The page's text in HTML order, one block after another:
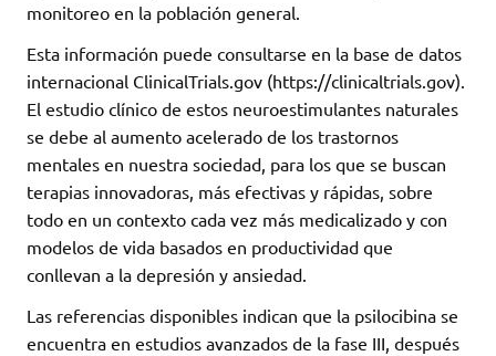
monitoreo en la población general.
Esta información puede consultarse en la base de datos
internacional ClinicalTrials.gov (https://clinicaltrials.gov).
El estudio clínico de estos neuroestimulantes naturales
se debe al aumento acelerado de los trastornos
mentales en nuestra sociedad, para los que se buscan
terapias innovadoras, más efectivas y rápidas, sobre
todo en un contexto cada vez más medicalizado y con
modelos de vida basados en productividad que
conllevan a la depresión y ansiedad.
Las referencias disponibles indican que la psilocibina se
encuentra en estudios avanzados de la fase III, después